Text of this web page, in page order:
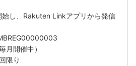
始し、Rakuten Linkアプリから発信
月開催中）
限り